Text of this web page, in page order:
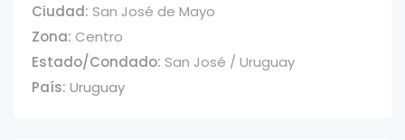
Ciudad: San José de Mayo
Zona: Centro
Estado/Condado: San José / Uruguay
País: Uruguay